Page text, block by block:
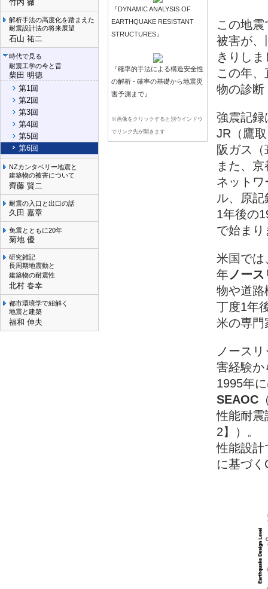
竹内 徹
解析手法の高度化を踏まえた
耐震設計法の将来展望
石山 祐二
時代で見る
耐震工学の今と昔
柴田 明徳
第1回
第2回
第3回
第4回
第5回
第6回
NZカンタベリー地震と
建築物の被害について
齊藤 賢二
耐震の入口と出口の話
久田 嘉章
免震とともに20年
菊地 優
研究雑記
長周期地震動と
建築物の耐震性
北村 春幸
都市環境学で紐解く
地震と建築
福和 伸夫
『DYNAMIC ANALYSIS OF
EARTHQUAKE RESISTANT
STRUCTURES』
『確率的手法による構造安全性
の解析 - 確率の基礎から地震災
害予測まで』
※画像をクリックすると別ウインドウ
でリンク先が開きます
この地
被害が、
きりし
この年、
物の診断
強震記録
JR（鷹
阪ガス
また、
ネット
ル、原
1年後の
で始まり
米国では
年ノー
物や道路
丁度1年
米の専門
ノース
害経験か
1995年
SEAOC
性能耐震
2】）。
性能設計
に基づ